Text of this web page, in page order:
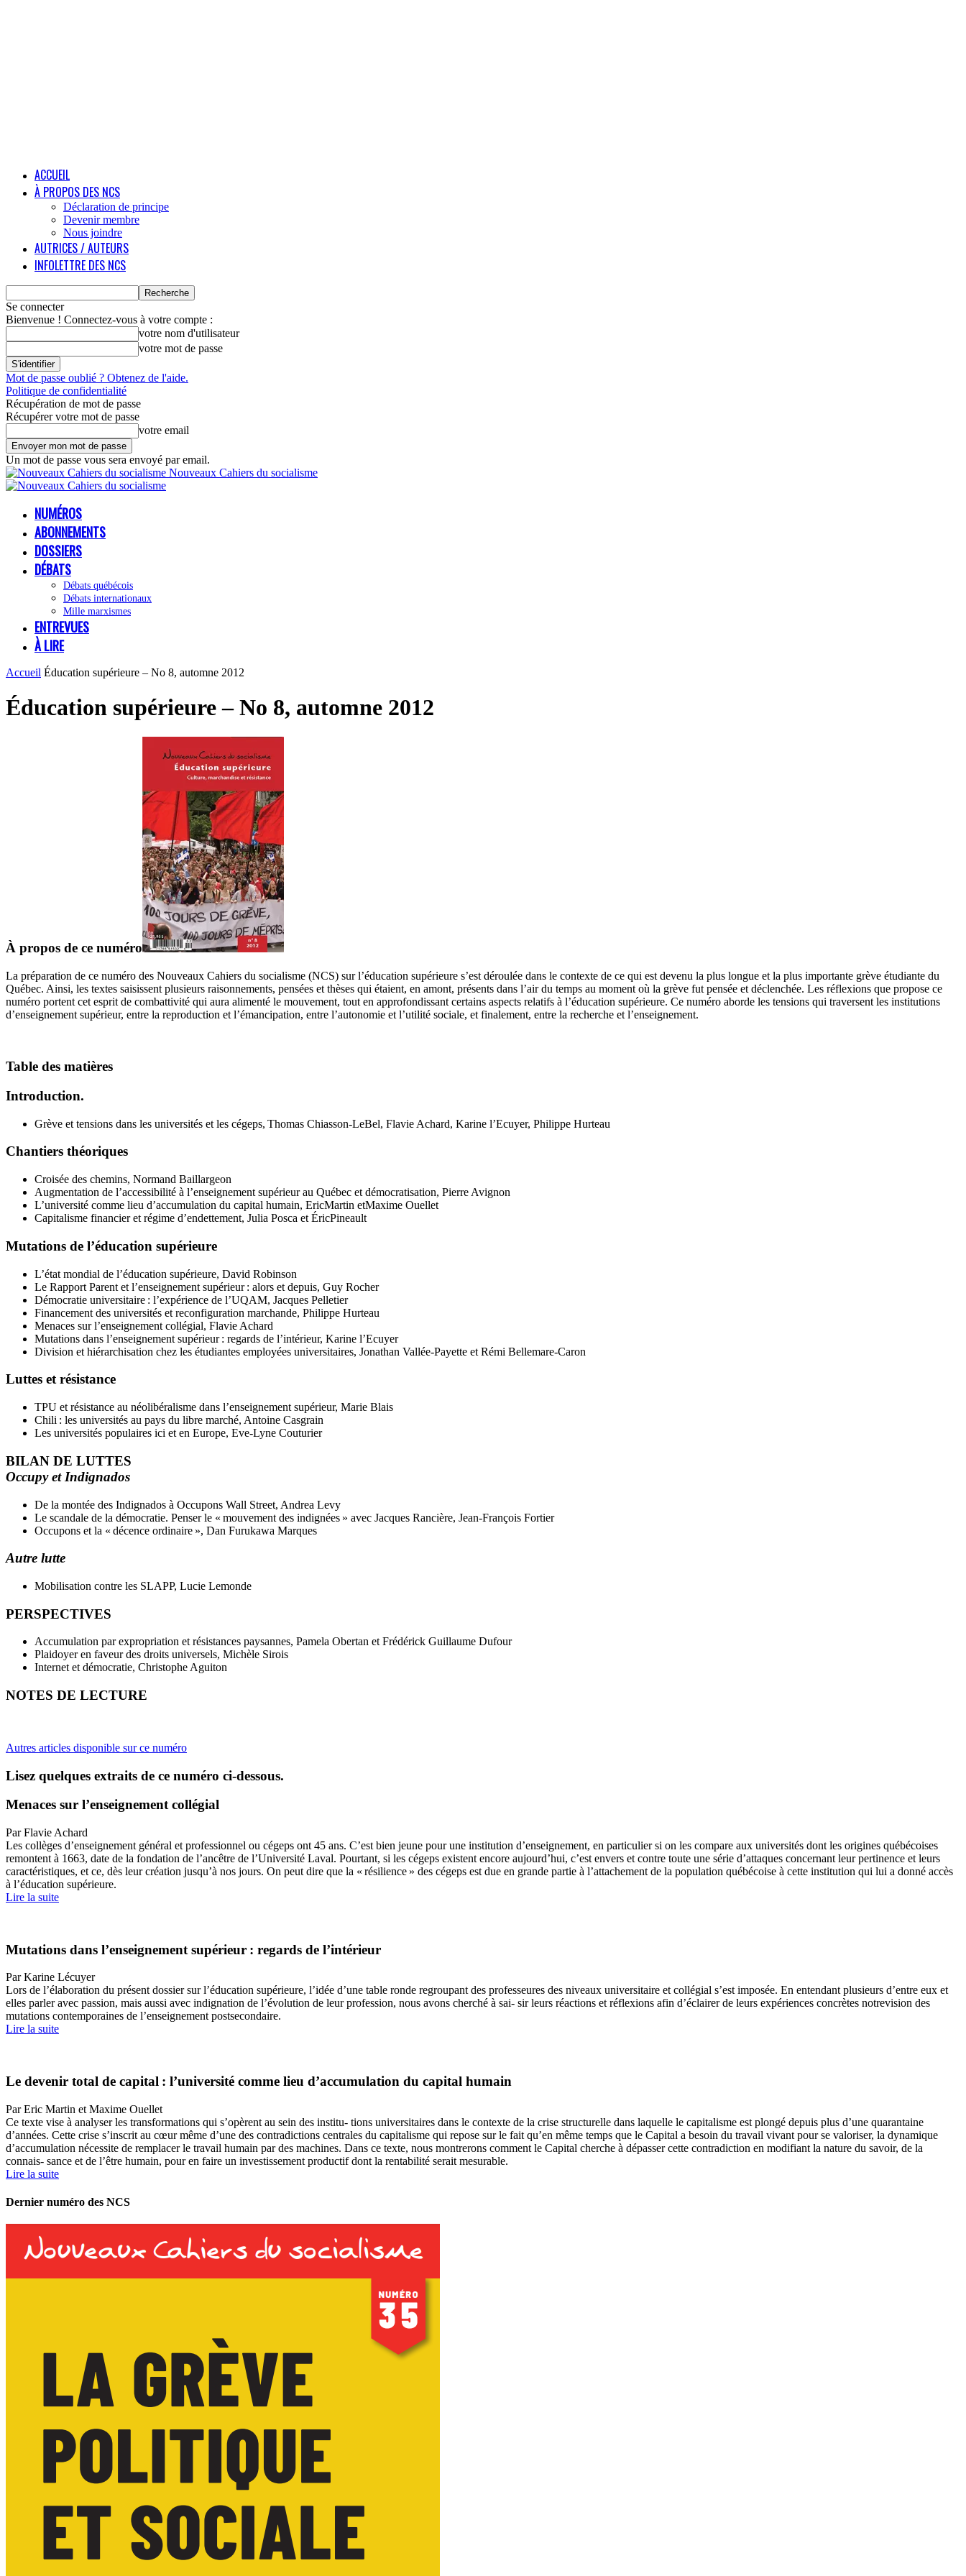
ACCUEIL
À PROPOS DES NCS
Déclaration de principe
Devenir membre
Nous joindre
AUTRICES / AUTEURS
INFOLETTRE DES NCS
Se connecter
Bienvenue ! Connectez-vous à votre compte :
votre nom d'utilisateur
votre mot de passe
Mot de passe oublié ? Obtenez de l'aide.
Politique de confidentialité
Récupération de mot de passe
Récupérer votre mot de passe
votre email
Un mot de passe vous sera envoyé par email.
Nouveaux Cahiers du socialisme
NUMÉROS
ABONNEMENTS
DOSSIERS
DÉBATS
Débats québécois
Débats internationaux
Mille marxismes
ENTREVUES
À LIRE
Accueil Éducation supérieure – No 8, automne 2012
Éducation supérieure – No 8, automne 2012
À propos de ce numéro
La préparation de ce numéro des Nouveaux Cahiers du socialisme (NCS) sur l’éducation supérieure s’est déroulée dans le contexte de ce qui est devenu la plus longue et la plus importante grève étudiante du
Québec. Ainsi, les textes saisissent plusieurs raisonnements, pensées et thèses qui étaient, en amont, présents dans l’air du temps au moment où la grève fut pensée et déclenchée. Les réflexions que propose ce
numéro portent cet esprit de combattivité qui aura alimenté le mouvement, tout en approfondissant certains aspects relatifs à l’éducation supérieure. Ce numéro aborde les tensions qui traversent les institutions
d’enseignement supérieur, entre la reproduction et l’émancipation, entre l’autonomie et l’utilité sociale, et finalement, entre la recherche et l’enseignement.
Table des matières
Introduction.
Grève et tensions dans les universités et les cégeps, Thomas Chiasson-LeBel, Flavie Achard, Karine l’Ecuyer, Philippe Hurteau
Chantiers théoriques
Croisée des chemins, Normand Baillargeon
Augmentation de l’accessibilité à l’enseignement supérieur au Québec et démocratisation, Pierre Avignon
L’université comme lieu d’accumulation du capital humain, EricMartin etMaxime Ouellet
Capitalisme financier et régime d’endettement, Julia Posca et ÉricPineault
Mutations de l’éducation supérieure
L’état mondial de l’éducation supérieure, David Robinson
Le Rapport Parent et l’enseignement supérieur : alors et depuis, Guy Rocher
Démocratie universitaire : l’expérience de l’UQAM, Jacques Pelletier
Financement des universités et reconfiguration marchande, Philippe Hurteau
Menaces sur l’enseignement collégial, Flavie Achard
Mutations dans l’enseignement supérieur : regards de l’intérieur, Karine l’Ecuyer
Division et hiérarchisation chez les étudiantes employées universitaires, Jonathan Vallée-Payette et Rémi Bellemare-Caron
Luttes et résistance
TPU et résistance au néolibéralisme dans l’enseignement supérieur, Marie Blais
Chili : les universités au pays du libre marché, Antoine Casgrain
Les universités populaires ici et en Europe, Eve-Lyne Couturier
BILAN DE LUTTES
Occupy et Indignados
De la montée des Indignados à Occupons Wall Street, Andrea Levy
Le scandale de la démocratie. Penser le « mouvement des indignées » avec Jacques Rancière, Jean-François Fortier
Occupons et la « décence ordinaire », Dan Furukawa Marques
Autre lutte
Mobilisation contre les SLAPP, Lucie Lemonde
PERSPECTIVES
Accumulation par expropriation et résistances paysannes, Pamela Obertan et Frédérick Guillaume Dufour
Plaidoyer en faveur des droits universels, Michèle Sirois
Internet et démocratie, Christophe Aguiton
NOTES DE LECTURE
Autres articles disponible sur ce numéro
Lisez quelques extraits de ce numéro ci-dessous.
Menaces sur l’enseignement collégial
Par Flavie Achard
Les collèges d’enseignement général et professionnel ou cégeps ont 45 ans. C’est bien jeune pour une institution d’enseignement, en particulier si on les compare aux universités dont les origines québécoises
remontent à 1663, date de la fondation de l’ancêtre de l’Université Laval. Pourtant, si les cégeps existent encore aujourd’hui, c’est envers et contre toute une série d’attaques concernant leur pertinence et leurs
caractéristiques, et ce, dès leur création jusqu’à nos jours. On peut dire que la « résilience » des cégeps est due en grande partie à l’attachement de la population québécoise à cette institution qui lui a donné accès
à l’éducation supérieure.
Lire la suite
Mutations dans l’enseignement supérieur : regards de l’intérieur
Par Karine Lécuyer
Lors de l’élaboration du présent dossier sur l’éducation supérieure, l’idée d’une table ronde regroupant des professeures des niveaux universitaire et collégial s’est imposée. En entendant plusieurs d’entre eux et
elles parler avec passion, mais aussi avec indignation de l’évolution de leur profession, nous avons cherché à sai- sir leurs réactions et réflexions afin d’éclairer de leurs expériences concrètes notrevision des
mutations contemporaines de l’enseignement postsecondaire.
Lire la suite
Le devenir total de capital : l’université comme lieu d’accumulation du capital humain
Par Eric Martin et Maxime Ouellet
Ce texte vise à analyser les transformations qui s’opèrent au sein des institu- tions universitaires dans le contexte de la crise structurelle dans laquelle le capitalisme est plongé depuis plus d’une quarantaine
d’années. Cette crise s’inscrit au cœur même d’une des contradictions centrales du capitalisme qui repose sur le fait qu’en même temps que le Capital a besoin du travail vivant pour se valoriser, la dynamique
d’accumulation nécessite de remplacer le travail humain par des machines. Dans ce texte, nous montrerons comment le Capital cherche à dépasser cette contradiction en modifiant la nature du savoir, de la
connais- sance et de l’être humain, pour en faire un investissement productif dont la rentabilité serait mesurable.
Lire la suite
Dernier numéro des NCS